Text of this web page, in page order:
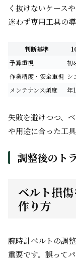
く抜けないケース
迷わず専用工具の
判断基準
予算重視
初
作業精度・安全重視 シ
メンテナンス頻度
年
失敗を避けつつ、
や用途に合った工
調整後のト
ベルト損
作り方
腕時計ベルトの調
重要です。誤って